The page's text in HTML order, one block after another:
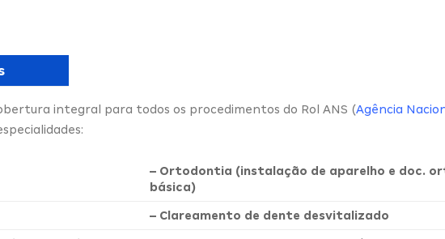
integral para todos os procedimentos do Rol ANS (Agência
– Ortodontia (instalação de aparelho e doc.
básica)
– Clareamento de dente desvitalizado